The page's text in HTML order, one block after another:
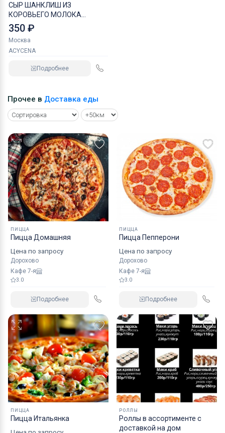
СЫР ШАНКЛИШ ИЗ
КОРОВЬЕГО МОЛОКА
АССОРТИ
350 ₽
Москва
ACYCENA
Подробнее
Прочее в Доставка еды
ПИЦЦА
Пицца Домашняя
Цена по запросу
Дорохово
Кафе 7-я
3.0
Подробнее
ПИЦЦА
Пицца Пепперони
Цена по запросу
Дорохово
Кафе 7-я
3.0
Подробнее
ПИЦЦА
Пицца Итальянка
РОЛЛЫ
Роллы в ассортименте с
доставкой на дом